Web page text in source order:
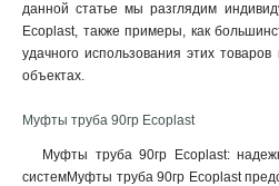
данной статье мы разглядим
Ecoplast, также примеры, как
удачного использования этих
объектах.
Муфты труба 90гр Ecoplast
Муфты труба 90гр Ecoplast:
системМуфты труба 90гр Ecoplast